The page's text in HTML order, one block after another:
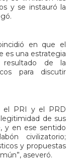
y se instauró la
en que el
es una estrategia
de la
para discutir
el PRI y el PRD
de sus
y en ese sentido
civilizatorio;
y propuestas
aseveró.